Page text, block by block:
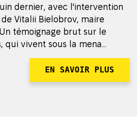
dernier, avec l'intervention
Vitalii Bielobrov, maire
témoignage brut sur le
qui vivent sous la mena...
EN SAVOIR PLUS